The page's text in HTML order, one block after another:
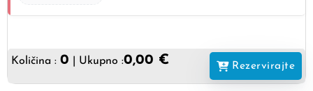
Količina : 0 | Ukupno :0,00 € Rezervirajte